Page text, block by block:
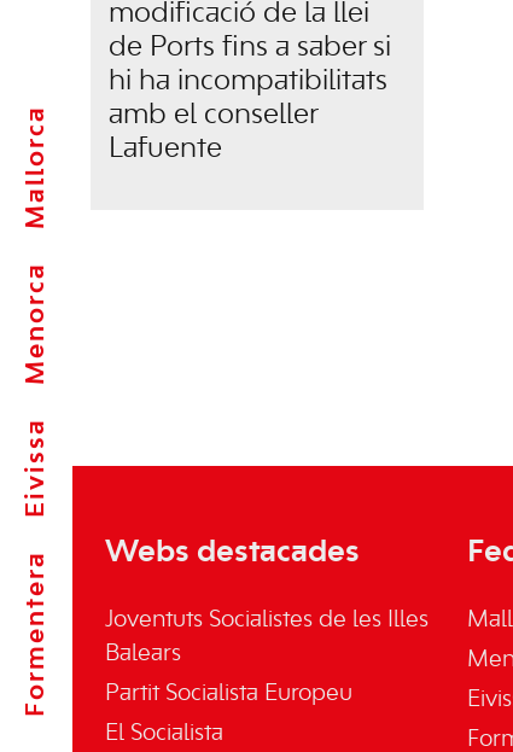
Formentera
Eivissa
Menorca
Mallorca
modificació de la llei
de Ports fins a saber si
hi ha incompatibilitats
amb el conseller
Lafuente
Webs destacades
Joventuts Socialistes de les Illes
Balears
Partit Socialista Europeu
El Socialista